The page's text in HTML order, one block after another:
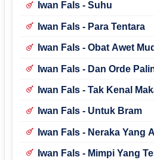
Iwan Fals - Suhu
Iwan Fals - Para Tentara
Iwan Fals - Obat Awet
Iwan Fals - Dan Orde
Iwan Fals - Tak Kenal
Iwan Fals - Untuk Bram
Iwan Fals - Neraka Yang
Iwan Fals - Mimpi Yang